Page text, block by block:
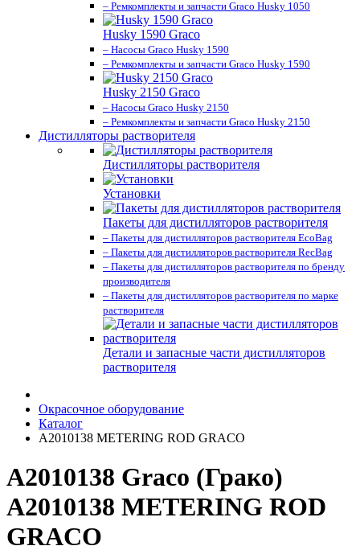
– Ремкомплекты и запчасти Graco Husky 1050
Husky 1590 Graco
– Насосы Graco Husky 1590
– Ремкомплекты и запчасти Graco Husky 1590
Husky 2150 Graco
– Насосы Graco Husky 2150
– Ремкомплекты и запчасти Graco Husky 2150
Дистилляторы растворителя
Дистилляторы растворителя
Установки
Пакеты для дистилляторов растворителя
– Пакеты для дистилляторов растворителя EcoBag
– Пакеты для дистилляторов растворителя RecBag
– Пакеты для дистилляторов растворителя по бренду
производителя
– Пакеты для дистилляторов растворителя по марке
растворителя
Детали и запасные части дистилляторов
растворителя
Окрасочное оборудование
Каталог
A2010138 METERING ROD GRACO
A2010138 Graco (Грако)
A2010138 METERING ROD
GRACO